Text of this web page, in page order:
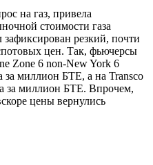
на газ, привела
стоимости газа
зафиксирован резкий, почти
цен. Так, фьючерсы
Zone 6 non-New York 6
за миллион БТЕ, а на Transco
за миллион БТЕ. Впрочем,
цены вернулись